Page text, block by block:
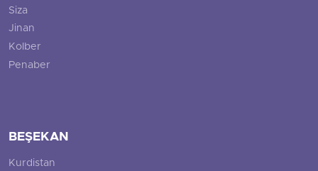
Siza
Jinan
Kolber
Penaber
BEŞEKAN
Kurdistan